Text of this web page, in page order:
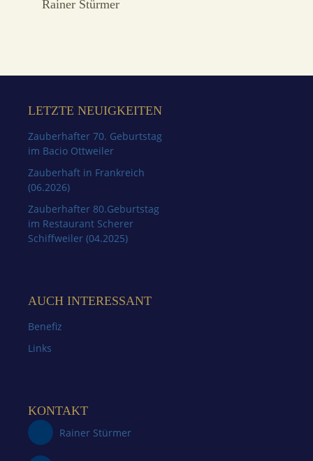
Rainer Stürmer
LETZTE NEUIGKEITEN
Zauberhafter 70. Geburtstag
im Bacio Ottweiler
Zauberhaft in Frankreich
(06.2026)
Zauberhafter 80.Geburtstag
im Restaurant Scherer
Schiffweiler (04.2025)
AUCH INTERESSANT
Benefiz
Links
KONTAKT
Rainer Stürmer